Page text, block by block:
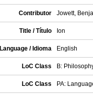
Contributor Jowett,
Title / Título Ion
Language / Idioma English
LoC Class B:
LoC Class PA: